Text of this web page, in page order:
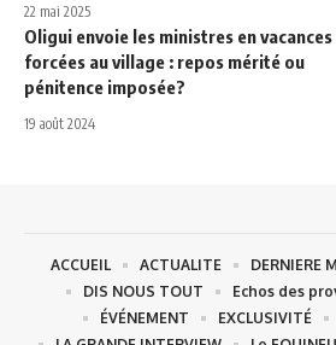
22 mai 2025
Oligui envoie les ministres en vacances
forcées au village : repos mérité ou
pénitence imposée?
19 août 2024
ACCUEIL ACTUALITE DERNIERE
DIS NOUS TOUT
Echos des
ÉVÉNEMENT
EXCLUSIVITÉ